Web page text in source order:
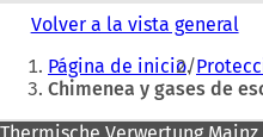
Volver a la vista general
Estás
aquí:
Página de inicio
Chimenea y gases de